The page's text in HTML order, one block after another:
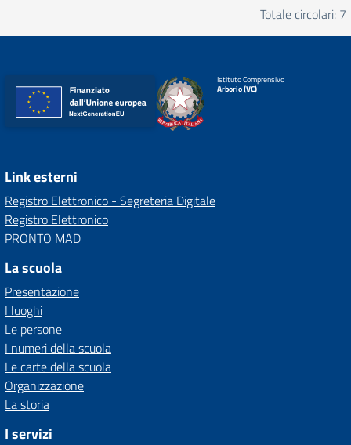
Totale circolari: 7
Istituto Comprensivo
Arborio (VC)
Link esterni
Registro Elettronico - Segreteria Digitale
Registro Elettronico
PRONTO MAD
La scuola
Presentazione
I luoghi
Le persone
I numeri della scuola
Le carte della scuola
Organizzazione
La storia
I servizi